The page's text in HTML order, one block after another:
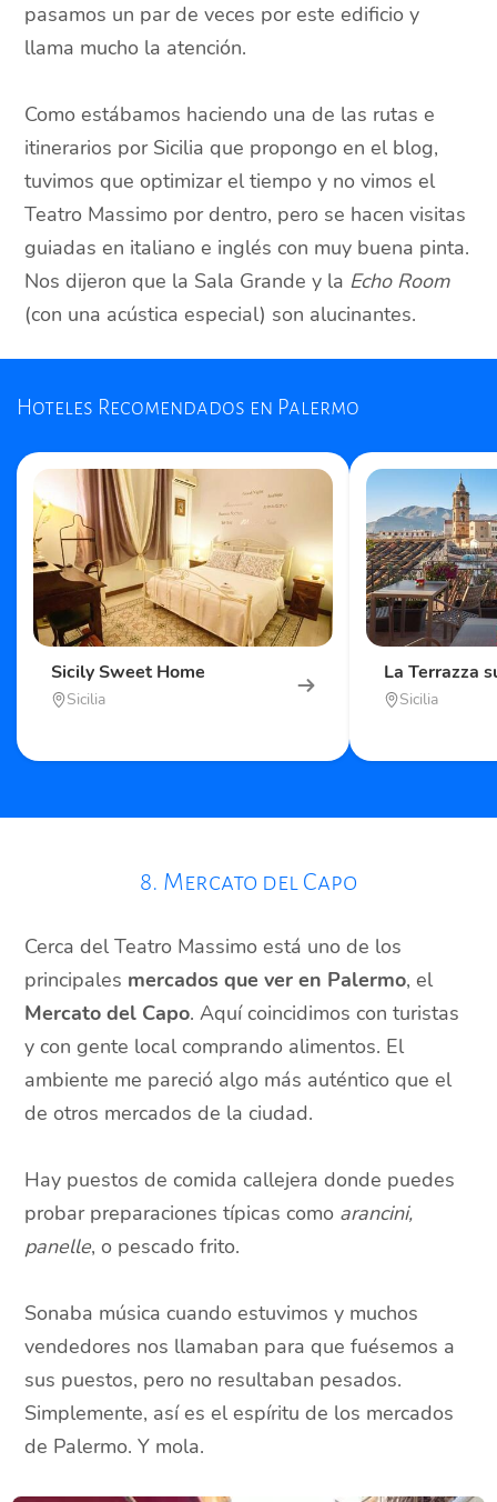
pasamos un par de veces por este edificio y
llama mucho la atención.
Como estábamos haciendo una de las rutas e
itinerarios por Sicilia que propongo en el blog,
tuvimos que optimizar el tiempo y no vimos el
Teatro Massimo por dentro, pero se hacen visitas
guiadas en italiano e inglés con muy buena pinta.
Nos dijeron que la Sala Grande y la Echo Room
(con una acústica especial) son alucinantes.
Hoteles Recomendados en Palermo
Sicily Sweet Home
Sicilia
La Terrazza
Sicilia
8. Mercato del Capo
Cerca del Teatro Massimo está uno de los
principales mercados que ver en Palermo, el
Mercato del Capo. Aquí coincidimos con turistas
y con gente local comprando alimentos. El
ambiente me pareció algo más auténtico que el
de otros mercados de la ciudad.
Hay puestos de comida callejera donde puedes
probar preparaciones típicas como arancini,
panelle, o pescado frito.
Sonaba música cuando estuvimos y muchos
vendedores nos llamaban para que fuésemos a
sus puestos, pero no resultaban pesados.
Simplemente, así es el espíritu de los mercados
de Palermo. Y mola.